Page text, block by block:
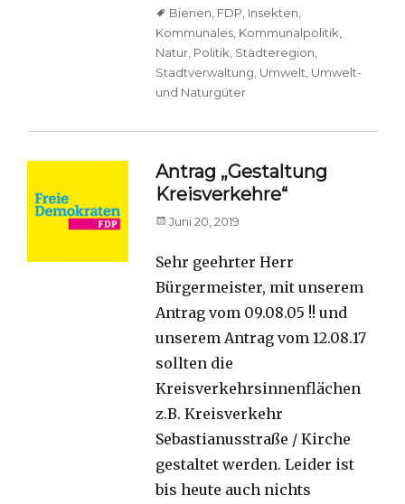
TagsBienen FDP Insekten
Kommunales Kommunalpolitik
Natur Politik Städteregion
Stadtverwaltung Umwelt Umwelt-
und Naturgüter
Antrag „Gestaltung
Kreisverkehre“
Posted
Juni 20, 2019
Sehr geehrter Herr
Bürgermeister, mit unserem
Antrag vom 09.08.05 !! und
unserem Antrag vom 12.08.17
sollten die
Kreisverkehrsinnenflächen
z.B. Kreisverkehr
Sebastianusstraße / Kirche
gestaltet werden. Leider ist
bis heute auch nichts